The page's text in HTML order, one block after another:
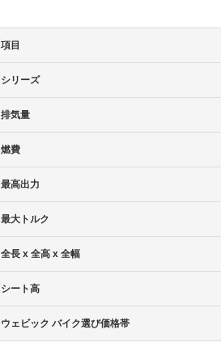
項目
シリーズ
排気量
燃費
最高出力
最大トルク
全長 x 全高 x 全幅
シート高
ウェビック バイク選び価格帯